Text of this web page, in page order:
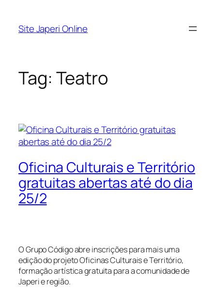
Site Japeri Online
Tag: Teatro
Oficina Culturais e Território
gratuitas abertas até do dia
25/2
O Grupo Código abre inscrições para mais uma
edição do projeto Oficinas Culturais e Território,
formação artística gratuita para a comunidade de
Japeri e região.